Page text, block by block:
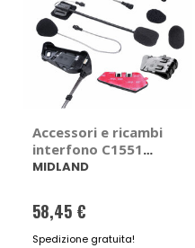
Accessori e ricambi
interfono C1551
Kit audio completo
MIDLAND
58,45 €
Spedizione gratuita!